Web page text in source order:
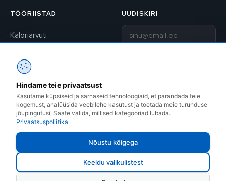
TÖÖRIISTAD
Kaloriarvuti
1RM kalkulaator
Treeningkavad
UUDISKIRI
E-post
Instagram
ROBOCOP OÜ © 1999–2026 · Sõle 14, Tallinn · +372 505 7809 ·
Hindame teie privaatsust
Kasutame küpsiseid ja sarnaseid tehnoloogiaid, et parandada teie
kogemust, analüüsida veebilehe kasutust ja toetada meie turunduse
jõupingutusi. Saate valida, millised kategooriad lubada.
Privaatsuspoliitika
Nõustu kõigega
Keeldu valikulistest